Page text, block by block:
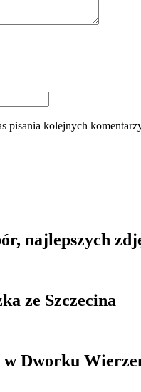
pisania kolejnych
najlepszych
ze Szczecina
Dworku